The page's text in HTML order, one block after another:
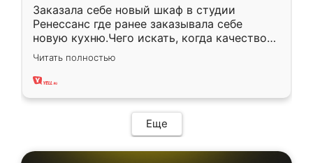
Заказала себе новый шкаф в студии
Ренессанс где ранее заказывала себе
новую кухню.Чего искать, когда качеством
вполне довольна. Служит кухня уже почти
два года, нареканий нет.
Читать полностью
Еще